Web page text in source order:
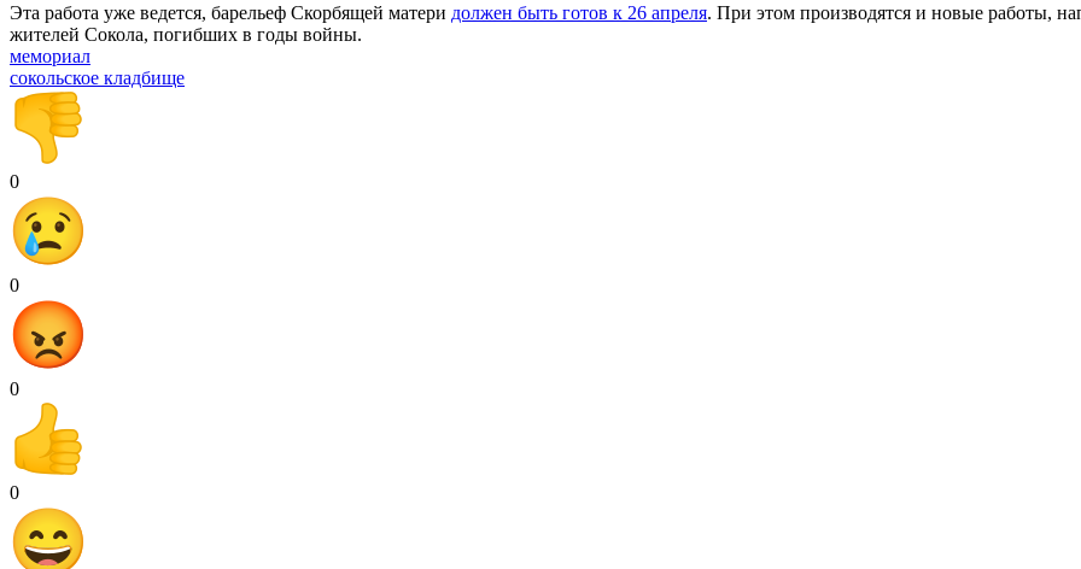
Эта работа уже ведется, барельеф Скорбящей матери должен быть готов к 26 апреля. При этом производятся и новые работы,
жителей Сокола, погибших в годы войны.
мемориал
сокольское кладбище
0
0
0
0